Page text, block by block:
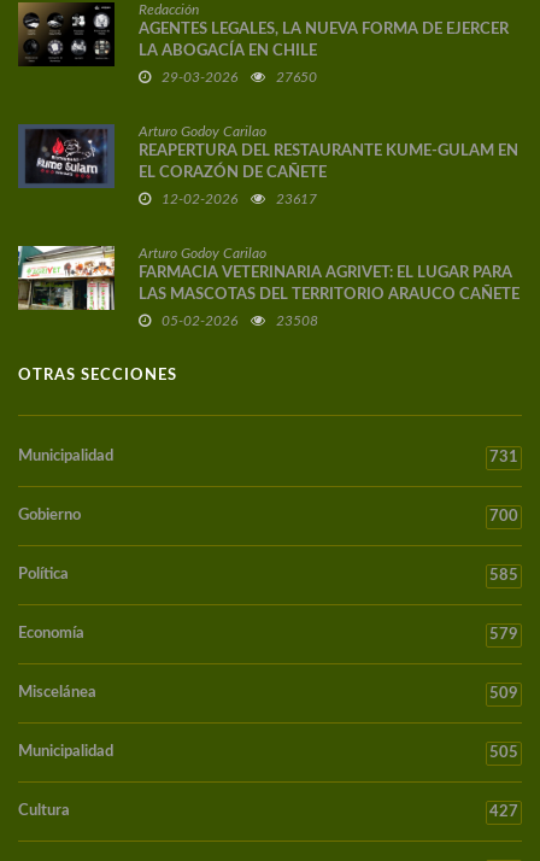
Redacción
AGENTES LEGALES, LA NUEVA FORMA DE EJERCER
LA ABOGACÍA EN CHILE
29-03-2026 27650
Arturo Godoy Carilao
REAPERTURA DEL RESTAURANTE KUME-GULAM EN
EL CORAZÓN DE CAÑETE
12-02-2026 23617
Arturo Godoy Carilao
FARMACIA VETERINARIA AGRIVET: EL LUGAR PARA
LAS MASCOTAS DEL TERRITORIO ARAUCO CAÑETE
05-02-2026 23508
OTRAS SECCIONES
Municipalidad 731
Gobierno 700
Política 585
Economía 579
Miscelánea 509
Municipalidad 505
Cultura 427